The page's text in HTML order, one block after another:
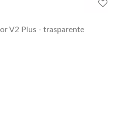
V2 Plus - trasparente